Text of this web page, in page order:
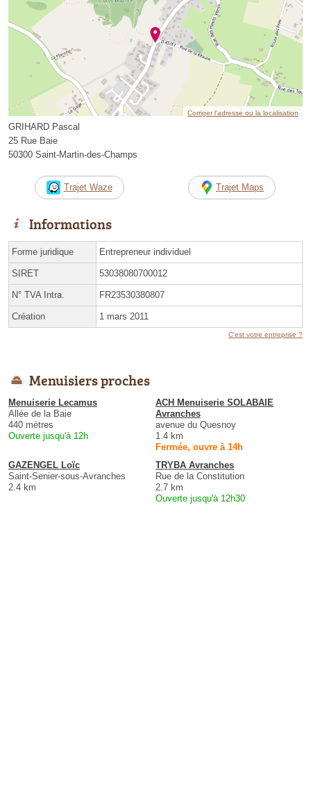
Corriger l’adresse ou la localisation
GRIHARD Pascal
25 Rue Baie
50300 Saint-Martin-des-Champs
Trajet Waze Trajet Maps
Informations
Forme juridique Entrepreneur individuel
SIRET 53038080700012
N° TVA Intra. FR23530380807
Création 1 mars 2011
C'est votre entreprise ?
Menuisiers proches
Menuiserie Lecamus
Allée de la Baie
440 mètres
Ouverte jusqu'à 12h
ACH Menuiserie SOLABAIE
Avranches
avenue du Quesnoy
1.4 km
Fermée, ouvre à 14h
GAZENGEL Loïc
Saint-Senier-sous-Avranches
2.4 km
TRYBA Avranches
Rue de la Constitution
2.7 km
Ouverte jusqu'à 12h30